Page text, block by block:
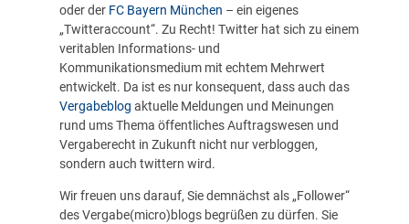
oder der FC Bayern München – ein eigenes
„Twitteraccount“. Zu Recht! Twitter hat sich zu einem
veritablen Informations- und
Kommunikationsmedium mit echtem Mehrwert
entwickelt. Da ist es nur konsequent, dass auch das
Vergabeblog aktuelle Meldungen und Meinungen
rund ums Thema öffentliches Auftragswesen und
Vergaberecht in Zukunft nicht nur verbloggen,
sondern auch twittern wird.
Wir freuen uns darauf, Sie demnächst als „Follower“
des Vergabe(micro)blogs begrüßen zu dürfen. Sie